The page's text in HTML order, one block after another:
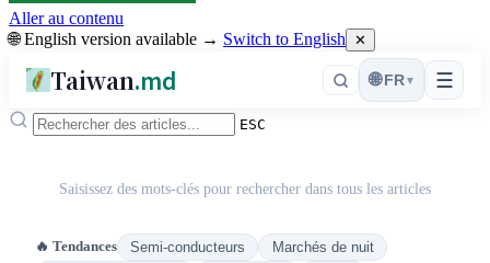
Aller au contenu
🌐 English version available → Switch to English ✕
Taiwan.md ☰
🌐 FR ▾
ESC
Saisissez des mots-clés pour rechercher dans tous les articles
🔥 Tendances Semi-conducteurs
Marchés de nuit